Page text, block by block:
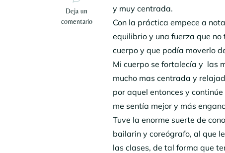
Deja un
comentario
en
Y
y muy centrada.
Con la práctica empece a
equilibrio y una fuerza que
cuerpo y que podía moverlo
Mi cuerpo se fortalecía y las
mucho mas centrada y
por aquel entonces y
me sentía mejor y más
Tuve la enorme suerte de
bailarin y coreógrafo, al que
las clases, de tal forma que